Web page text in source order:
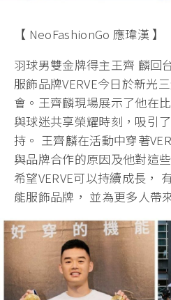
【 NeoFashionGo 應瑋漢 】
羽球男雙金牌得主王齊 麟回
服飾品牌VERVE今日於新光
會。王齊麟現場展示了他在
與球迷共享榮耀時刻，吸引
持。 王齊麟在活動中穿著
與品牌合作的原因及他對這
希望VERVE可以持續成長，
能服飾品牌， 並為更多人帶